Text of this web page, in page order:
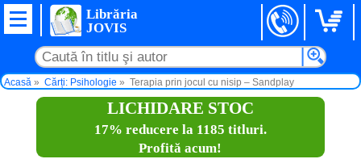
Librăria
JOVIS
Acasă Cărți: Psihologie Terapia prin jocul cu nisip – Sandplay
LICHIDARE STOC
17% reducere la 1185 titluri.
Profită acum!